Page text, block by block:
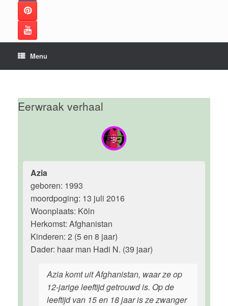
Menu
Eerwraak verhaal
Azia
geboren: 1993
moordpoging: 13 juli 2016
Woonplaats: Köln
Herkomst: Afghanistan
Kinderen: 2 (5 en 8 jaar)
Dader: haar man Hadi N. (39 jaar)
Azia komt uit Afghanistan, waar ze op
12-jarige leeftijd getrouwd is. Op de
leeftijd van 15 en 18 jaar is ze zwanger